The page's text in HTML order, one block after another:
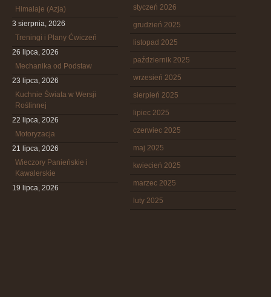
Himalaje (Azja)
3 sierpnia, 2026
Treningi i Plany Ćwiczeń
26 lipca, 2026
Mechanika od Podstaw
23 lipca, 2026
Kuchnie Świata w Wersji
Roślinnej
22 lipca, 2026
Motoryzacja
21 lipca, 2026
Wieczory Panieńskie i
Kawalerskie
19 lipca, 2026
styczeń 2026
grudzień 2025
listopad 2025
październik 2025
wrzesień 2025
sierpień 2025
lipiec 2025
czerwiec 2025
maj 2025
kwiecień 2025
marzec 2025
luty 2025